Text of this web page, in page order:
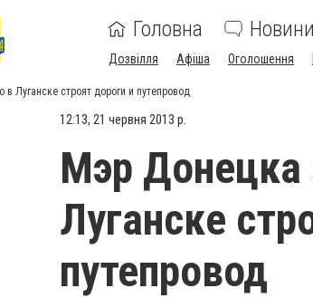
Головна Новини
Дозвілля Афіша Оголошення
Луганске строят дороги и путепровод
12:13, 21 червня 2013 р.
Мэр Донецка
Луганске
путепровод